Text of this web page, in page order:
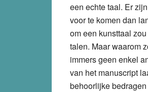
een echte taal. Er
voor te komen dan
om een kunsttaal
talen. Maar waarom
immers geen enkel
van het manuscript
behoorlijke